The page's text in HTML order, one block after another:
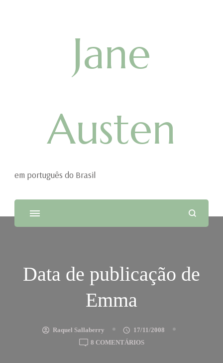
Jane
Austen
em português do Brasil
Data de publicação de
Emma
Raquel Sallaberry
17/11/2008
8 COMENTÁRIOSEM